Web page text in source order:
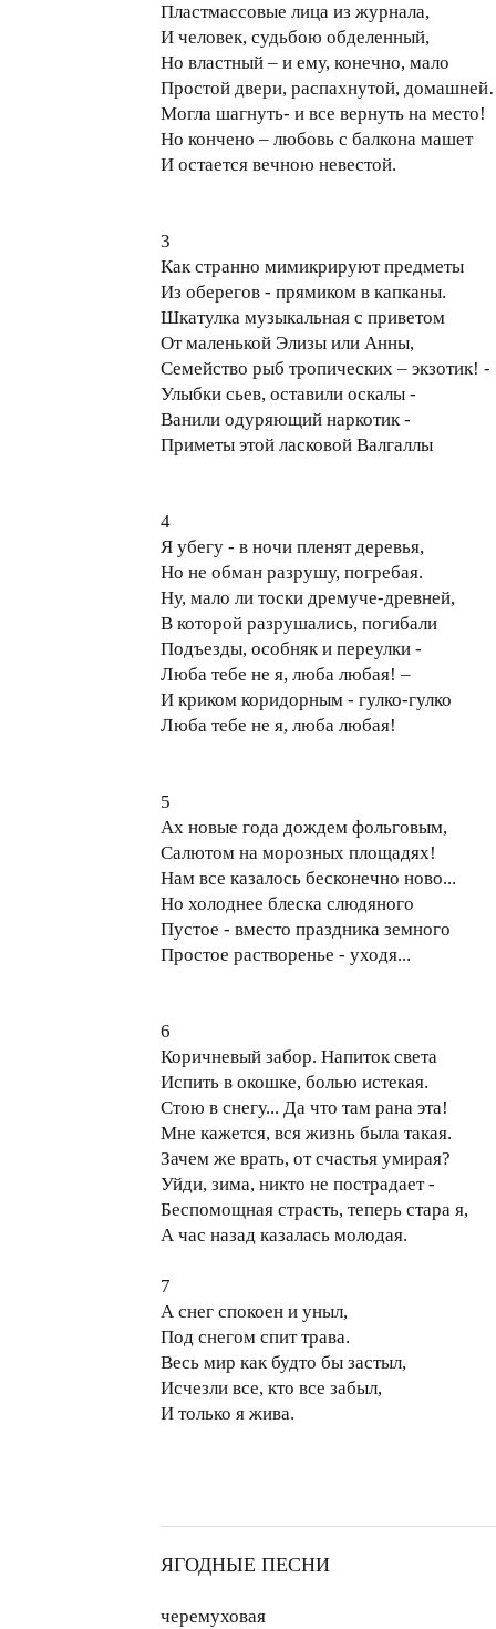
Пластмассовые лица из журнала,
И человек, судьбою обделенный,
Но властный – и ему, конечно, мало
Простой двери, распахнутой,
Могла шагнуть- и все вернуть на место!
Но кончено – любовь с балкона машет
И остается вечною невестой.
3
Как странно мимикрируют предметы
Из оберегов - прямиком в капканы.
Шкатулка музыкальная с приветом
От маленькой Элизы или Анны,
Семейство рыб тропических – экзотик! -
Улыбки сьев, оставили оскалы -
Ванили одуряющий наркотик -
Приметы этой ласковой Валгаллы
4
Я убегу - в ночи пленят деревья,
Но не обман разрушу, погребая.
Ну, мало ли тоски дремуче-древней,
В которой разрушались, погибали
Подъезды, особняк и переулки -
Люба тебе не я, люба любая! –
И криком коридорным - гулко-гулко
Люба тебе не я, люба любая!
5
Ах новые года дождем фольговым,
Салютом на морозных площадях!
Нам все казалось бесконечно ново...
Но холоднее блеска слюдяного
Пустое - вместо праздника земного
Простое растворенье - уходя...
6
Коричневый забор. Напиток света
Испить в окошке, болью истекая.
Стою в снегу... Да что там рана эта!
Мне кажется, вся жизнь была такая.
Зачем же врать, от счастья умирая?
Уйди, зима, никто не пострадает -
Беспомощная страсть, теперь стара я,
А час назад казалась молодая.
7
А снег спокоен и уныл,
Под снегом спит трава.
Весь мир как будто бы застыл,
Исчезли все, кто все забыл,
И только я жива.
ЯГОДНЫЕ ПЕСНИ
черемуховая